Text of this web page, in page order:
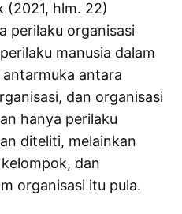
(2021, hlm. 22)
perilaku organisasi
manusia dalam
antara
dan organisasi
hanya perilaku
diteliti, melainkan
dan
organisasi itu pula.